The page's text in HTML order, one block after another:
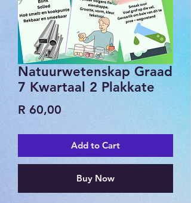
Natuurwetenskap Graad
7 Kwartaal 2 Plakkate
R 60,00
Add to Cart
Buy Now